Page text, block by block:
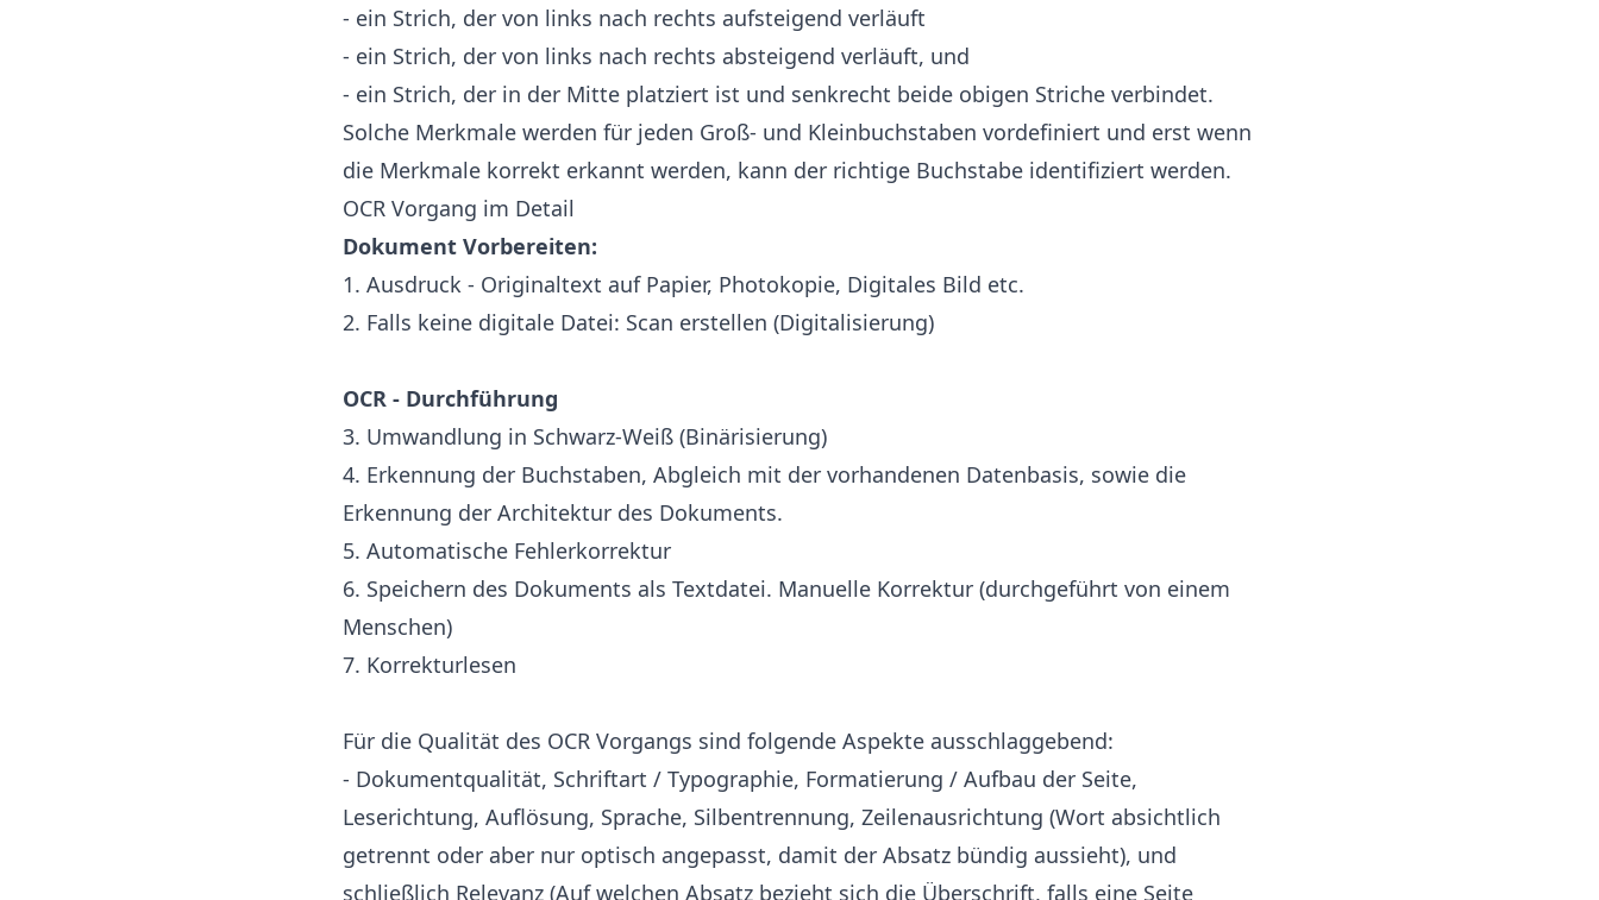
- ein Strich, der von links nach rechts aufsteigend verläuft
- ein Strich, der von links nach rechts absteigend verläuft, und
- ein Strich, der in der Mitte platziert ist und senkrecht beide obigen Striche verbindet.
Solche Merkmale werden für jeden Groß- und Kleinbuchstaben vordefiniert und erst wenn
die Merkmale korrekt erkannt werden, kann der richtige Buchstabe identifiziert werden.
OCR Vorgang im Detail
Dokument Vorbereiten:
1. Ausdruck - Originaltext auf Papier, Photokopie, Digitales Bild etc.
2. Falls keine digitale Datei: Scan erstellen (Digitalisierung)
OCR - Durchführung
3. Umwandlung in Schwarz-Weiß (Binärisierung)
4. Erkennung der Buchstaben, Abgleich mit der vorhandenen Datenbasis, sowie die
Erkennung der Architektur des Dokuments.
5. Automatische Fehlerkorrektur
6. Speichern des Dokuments als Textdatei. Manuelle Korrektur (durchgeführt von einem
Menschen)
7. Korrekturlesen
Für die Qualität des OCR Vorgangs sind folgende Aspekte ausschlaggebend:
- Dokumentqualität, Schriftart / Typographie, Formatierung / Aufbau der Seite,
Leserichtung, Auflösung, Sprache, Silbentrennung, Zeilenausrichtung (Wort absichtlich
getrennt oder aber nur optisch angepasst, damit der Absatz bündig aussieht), und
schließlich Relevanz (Auf welchen Absatz bezieht sich die Überschrift, falls eine Seite